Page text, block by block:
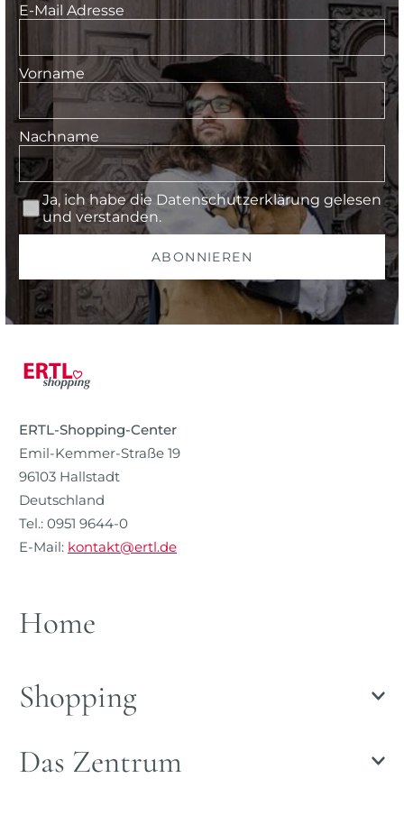
E-Mail Adresse
Vorname
Nachname
Ja, ich habe die Datenschutzerklärung gelesen
und verstanden.
ABONNIEREN
ERTL-Shopping-Center
Emil-Kemmer-Straße 19
96103 Hallstadt
Deutschland
Tel.: 0951 9644-0
E-Mail: kontakt@ertl.de
Home
Shopping
Das Zentrum